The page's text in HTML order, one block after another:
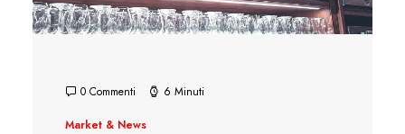
0 Commenti 6 Minuti
Market & News